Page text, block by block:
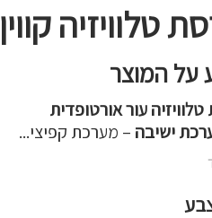
טלוויזיה קווין
על המוצר
עור אורטופדית
ישיבה – מערכת קפיצי...